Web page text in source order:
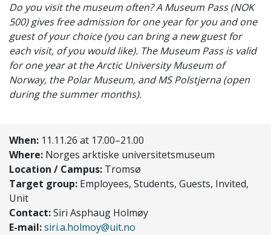
Do you visit the museum often? A Museum Pass (NOK
500) gives free admission for one year for you and one
guest of your choice (you can bring a new guest for
each visit, of you would like). The Museum Pass is valid
for one year at the Arctic University Museum of
Norway, the Polar Museum, and MS Polstjerna (open
during the summer months).
When: 11.11.26 at 17.00–21.00
Where: Norges arktiske universitetsmuseum
Location / Campus: Tromsø
Target group: Employees, Students, Guests, Invited,
Unit
Contact:Siri Asphaug Holmøy
E-mail:siri.a.holmoy@uit.no